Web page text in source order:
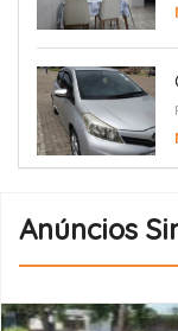
Anúncios